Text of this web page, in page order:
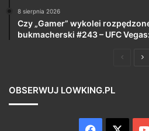
8 sierpnia 2026
Czy „Gamer” wykolei
bukmacherski #243 – UFC
OBSERWUJ LOWKING.PL